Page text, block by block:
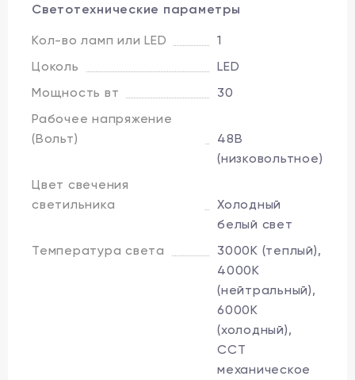
Светотехнические параметры
Кол-во ламп или LED
1
Цоколь
LED
Мощность вт
30
Рабочее напряжение
(Вольт)
48В
(низковольтное)
Цвет свечения
светильника
Холодный
белый свет
Температура света
3000K (теплый),
4000K
(нейтральный),
6000K
(холодный),
CCT
механическое